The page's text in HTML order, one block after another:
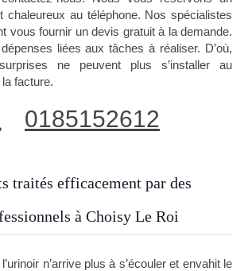
chaleureux au téléphone. Nos spécialistes
vous fournir un devis gratuit à la demande.
liées aux tâches à réaliser. D’où,
ne peuvent plus s’installer au
facture.
0185152612
traités efficacement par des
à Choisy Le Roi
n’arrive plus à s’écouler et envahit le